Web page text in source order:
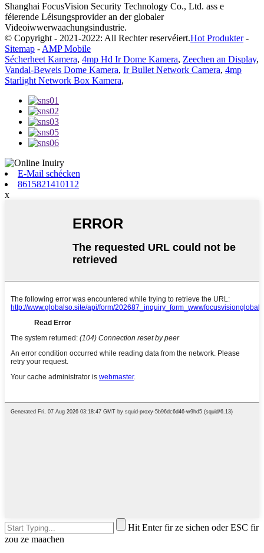
Shanghai FocusVision Security Technology Co., Ltd. ass e
féierende Léisungsprovider an der globaler
Videoiwwerwaachungsindustrie.
© Copyright - 2021-2022: All Rechter reservéiert.Hot Produkter-
Sitemap - AMP Mobile
Sécherheet Kamera, 4mp Hd Ir Dome Kamera, Zeechen an Display,
Vandal-Beweis Dome Kamera, Ir Bullet Network Camera, 4mp
Starlight Network Box Kamera,
E-Mail schécken
8615821410112
x
Hit Enter fir ze sichen oder ESC fir
zou ze maachen